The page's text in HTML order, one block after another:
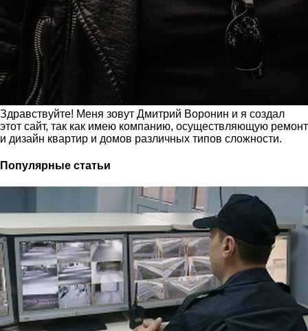
Здравствуйте! Меня зовут Дмитрий Воронин и я создал
этот сайт, так как имею компанию, осуществляющую ремонт
и дизайн квартир и домов различных типов сложности.
Популярные статьи